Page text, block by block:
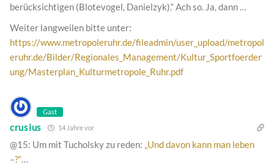
berücksichtigen (Blotevogel, Danielzyk).“ Ach so. Ja, dann …
Weiter langweilen bitte unter:
https://www.metropoleruhr.de/fileadmin/user_upload/metropol
eruhr.de/Bilder/Regionales_Management/Kultur_Sportfoerder
ung/Masterplan_Kulturmetropole_Ruhr.pdf
Gast
crusius 14 Jahre vor
@15: Um mit Tucholsky zu reden: „Und davon kann man leben
–?“…